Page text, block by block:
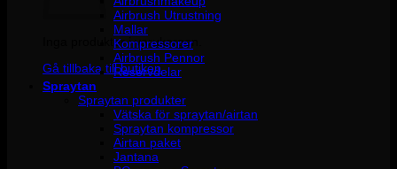
Inga produkter i varukorgen.
Gå tillbaka till butiken
Airbrush Utrustning
Mallar
Kompressorer
Airbrush Pennor
Reservdelar
Spraytan
Spraytan produkter
Vätska för spraytan/airtan
Spraytan kompressor
Airtan paket
Jantana